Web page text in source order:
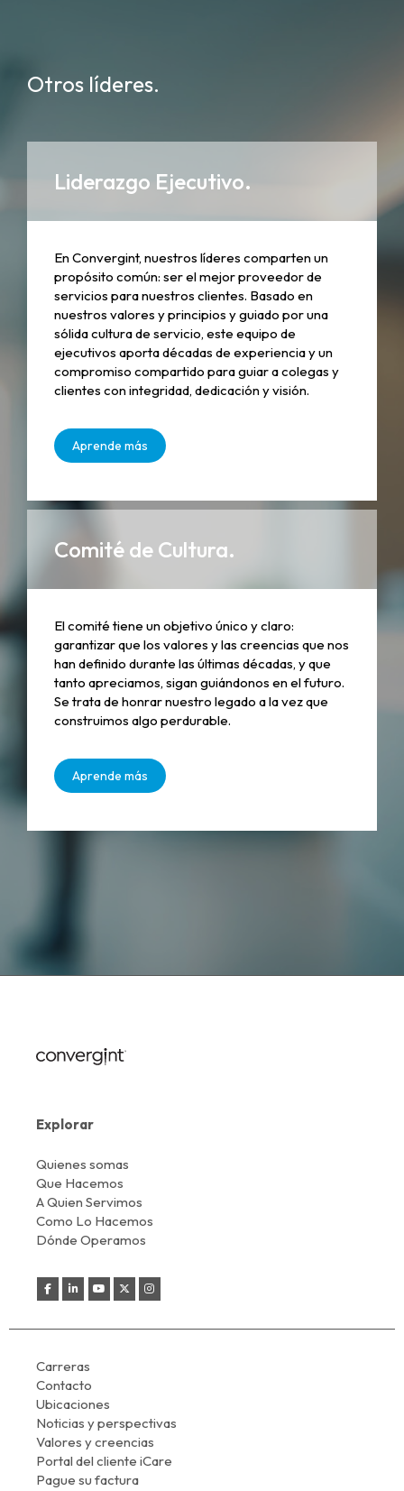
Otros líderes.
Liderazgo Ejecutivo.
En Convergint, nuestros líderes comparten un
propósito común: ser el mejor proveedor de
servicios para nuestros clientes. Basado en
nuestros valores y principios y guiado por una
sólida cultura de servicio, este equipo de
ejecutivos aporta décadas de experiencia y un
compromiso compartido para guiar a colegas y
clientes con integridad, dedicación y visión.
Aprende más
Comité de Cultura.
El comité tiene un objetivo único y claro:
garantizar que los valores y las creencias que nos
han definido durante las últimas décadas, y que
tanto apreciamos, sigan guiándonos en el futuro.
Se trata de honrar nuestro legado a la vez que
construimos algo perdurable.
Aprende más
Explorar
Quienes somas
Que Hacemos
A Quien Servimos
Como Lo Hacemos
Dónde Operamos
Carreras
Contacto
Ubicaciones
Noticias y perspectivas
Valores y creencias
Portal del cliente iCare
Pague su factura